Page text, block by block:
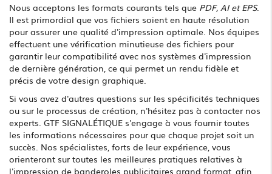
Nous acceptons les formats courants tels que PDF, AI et EPS.
Il est primordial que vos fichiers soient en haute résolution
pour assurer une qualité d'impression optimale. Nos équipes
effectuent une vérification minutieuse des fichiers pour
garantir leur compatibilité avec nos systèmes d'impression
de dernière génération, ce qui permet un rendu fidèle et
précis de votre design graphique.
Si vous avez d'autres questions sur les spécificités techniques
ou sur le processus de création, n'hésitez pas à contacter nos
experts. GTF SIGNALÉTIQUE s'engage à vous fournir toutes
les informations nécessaires pour que chaque projet soit un
succès. Nos spécialistes, forts de leur expérience, vous
orienteront sur toutes les meilleures pratiques relatives à
l'impression de banderoles publicitaires grand format, afin